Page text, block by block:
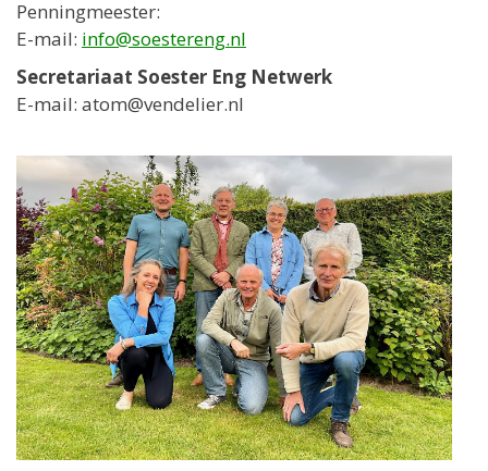
Penningmeester:
E-mail: info@soestereng.nl
Secretariaat Soester Eng Netwerk
E-mail: atom@vendelier.nl